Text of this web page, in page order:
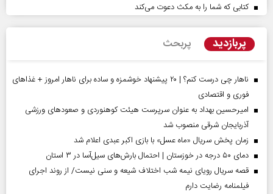
کتابی که شما را به مکث دعوت می‌کند
پربازدید پربحث
ناهار چی درست کنم؟ | ۲۰ پیشنهاد خوشمزه و ساده برای ناهار امروز + غذاهای
فوری و اقتصادی
امیرحسین بهداد به عنوان سرپرست هیئت کوهنوردی و صعودهای ورزشی
آذربایجان شرقی منصوب شد
زمان پخش سریال «ماه عسل» با بازی اکبر عبدی اعلام شد
دمای ۵۰ درجه در خوزستان | احتمال بارش‌های سیل‌آسا در ۳ استان
قصه سریال رویای نیمه شب اختلاف شیعه و سنی نیست/ از روند اجرای
فیلمنامه رضایت دارم